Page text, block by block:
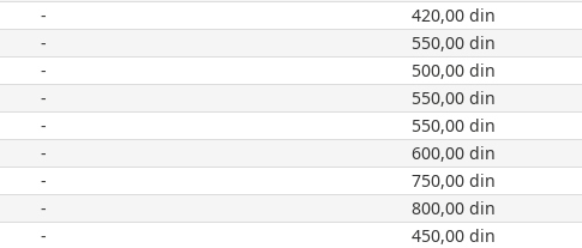
-
420,00 din
-
550,00 din
-
500,00 din
-
550,00 din
-
550,00 din
-
600,00 din
-
750,00 din
-
800,00 din
-
450,00 din